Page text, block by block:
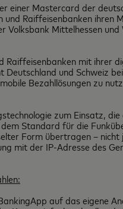
einer Mastercard der
Raiffeisenbanken ihren
Mittelhessen
Raiffeisenbanken mit
Deutschland und Schweiz
Bezahllösungen zu
zum Einsatz,
Standard für die
Form übertragen –
mit der IP-Adresse des
auf das eigene